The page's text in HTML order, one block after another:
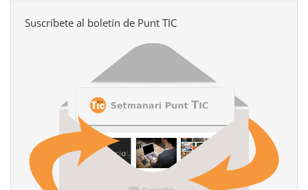
Suscríbete al boletín de Punt TIC